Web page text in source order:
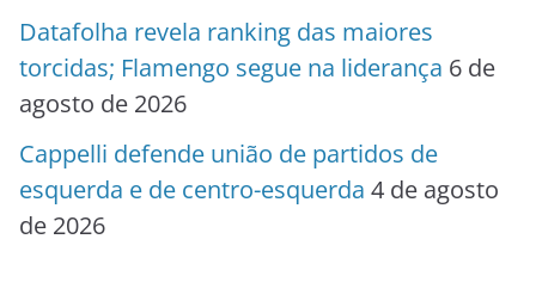
Datafolha revela ranking das maiores
torcidas; Flamengo segue na liderança 6 de
agosto de 2026
Cappelli defende união de partidos de
esquerda e de centro-esquerda 4 de agosto
de 2026